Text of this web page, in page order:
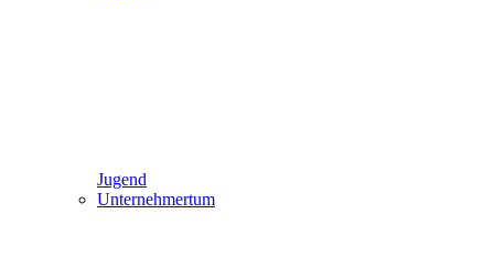
Jugend
Unternehmertum